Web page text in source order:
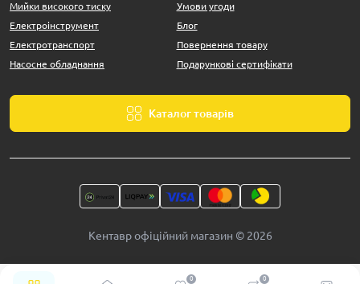
0 0
Мийки високого тиску
Електроінструмент
Електротранспорт
Насосне обладнання
Умови угоди
Блог
Повернення товару
Подарункові сертифікати
Каталог товарів
Кентавр офіційний магазин © 2026